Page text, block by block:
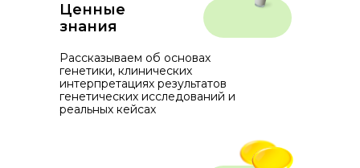
Ценные
знания
Рассказываем об основах
генетики, клинических
интерпретациях результатов
генетических исследований и
реальных кейсах